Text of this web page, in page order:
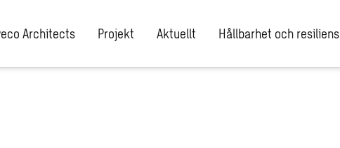
Architects Projekt Aktuellt Hållbarhet och resiliens